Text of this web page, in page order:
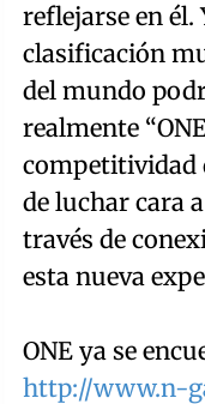
reflejarse en él.
clasificación
del mundo
realmente
competitividad
de luchar cara
través de
esta nueva
ONE ya se
http://www.n-